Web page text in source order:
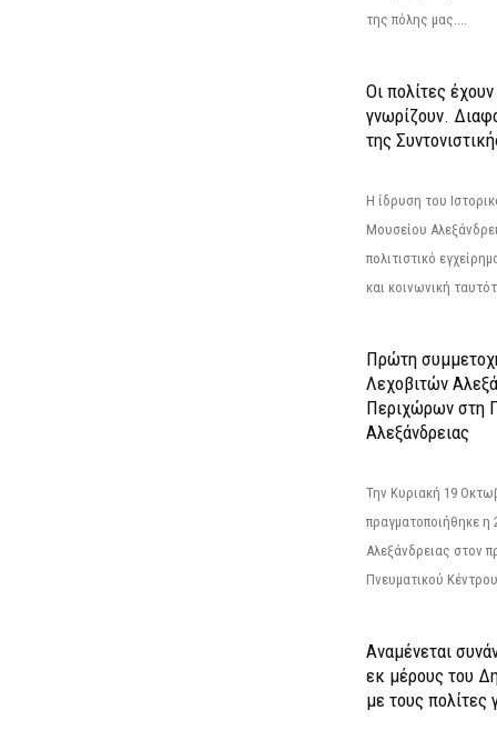
της πόλης μας....
Οι πολίτες
γνωρίζουν.
της
Η ίδρυση του
Μουσείου
πολιτιστικό
και κοινωνική
Πρώτη
Λεχοβιτών
Περιχώρων στη
Αλεξάνδρειας
Την Κυριακή 19
πραγματοποιήθηκε η
Αλεξάνδρειας στον
Πνευματικού
Αναμένεται
εκ μέρους του
με τους πολίτες